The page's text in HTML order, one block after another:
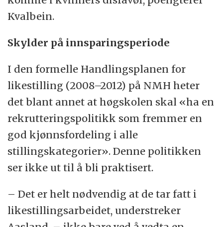
Kvalbein.
Skylder på innsparingsperiode
I den formelle Handlingsplanen for
likestilling (2008–2012) på NMH heter
det blant annet at høgskolen skal «ha en
rekrutteringspolitikk som fremmer en
god kjønnsfordeling i alle
stillingskategorier». Denne politikken
ser ikke ut til å bli praktisert.
– Det er helt nødvendig at de tar fatt i
likestillingsarbeidet, understreker